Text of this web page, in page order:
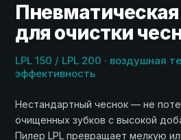
для очистки
LPL 150 / LPL 200 · воздушная
эффективность
Нестандартный чеснок — не
очищенных зубков с высокой
Пилер LPL превращает мелкую